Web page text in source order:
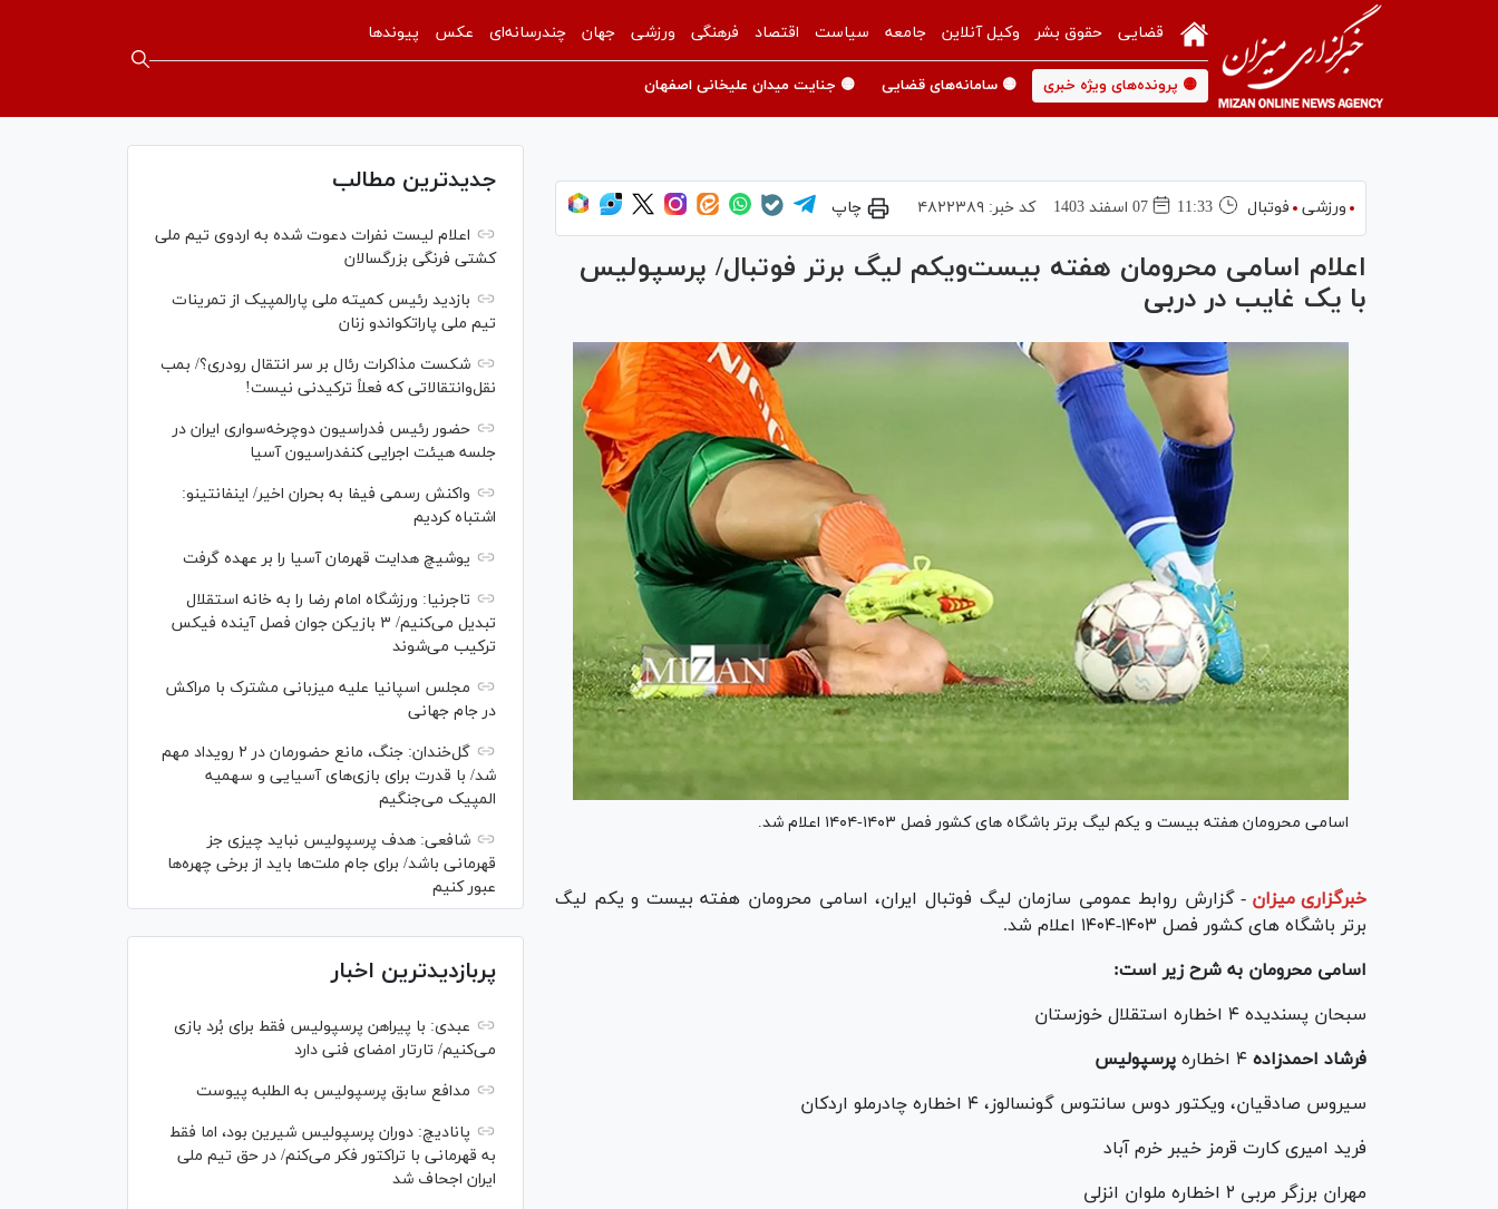
قضایی حقوق بشر وکیل آنلاین جامعه سیاست اقتصاد فرهنگی ورزشی جهان چندرسانه‌ای عکس پیوندها
🟡 پرونده‌های ویژه خبری 🟡 سامانه‌های قضایی 🟡 جنایت میدان علیخانی اصفهان
ورزشی فوتبال 11:33 07 اسفند 1403 کد خبر: ۴۸۲۲۳۸۹ چاپ
اعلام اسامی محرومان هفته بیست‌ویکم لیگ برتر فوتبال/ پرسپولیس
با یک غایب در دربی
اسامی محرومان هفته بیست و یکم لیگ برتر باشگاه های کشور فصل ۱۴۰۳-۱۴۰۴ اعلام شد.
خبرگزاری میزان - گزارش روابط عمومی سازمان لیگ فوتبال ایران، اسامی محرومان هفته بیست و یکم لیگ
برتر باشگاه های کشور فصل ۱۴۰۳-۱۴۰۴ اعلام شد.
اسامی محرومان به شرح زیر است:
سبحان پسندیده ۴ اخطاره استقلال خوزستان
فرشاد احمدزاده
پرسپولیس
سیروس صادقیان، ویکتور دوس سانتوس گونسالوز، ۴ اخطاره چادرملو اردکان
فرید امیری کارت قرمز خیبر خرم آباد
مهران برزگر مربی ۲ اخطاره ملوان انزلی
جدیدترین مطالب
اعلام لیست نفرات دعوت شده به اردوی تیم ملی
کشتی فرنگی بزرگسالان
بازدید رئیس کمیته ملی پارالمپیک از تمرینات
تیم ملی پاراتکواندو زنان
شکست مذاکرات رئال بر سر انتقال رودری؟/ بمب
نقل‌وانتقالاتی که فعلاً ترکیدنی نیست!
حضور رئیس فدراسیون دوچرخه‌سواری ایران در
جلسه هیئت اجرایی کنفدراسیون آسیا
واکنش رسمی فیفا به بحران اخیر/ اینفانتینو:
اشتباه کردیم
یوشیچ هدایت قهرمان آسیا را بر عهده گرفت
تاجرنیا: ورزشگاه امام رضا را به خانه استقلال
تبدیل می‌کنیم/ ۳ بازیکن جوان فصل آینده فیکس
ترکیب می‌شوند
مجلس اسپانیا علیه میزبانی مشترک با مراکش
در جام جهانی
گل‌خندان: جنگ، مانع حضورمان در ۲ رویداد مهم
شد/ با قدرت برای بازی‌های آسیایی و سهمیه
المپیک می‌جنگیم
شافعی: هدف پرسپولیس نباید چیزی جز
قهرمانی باشد/ برای جام ملت‌ها باید از برخی چهره‌ها
عبور کنیم
پربازدیدترین اخبار
عبدی: با پیراهن پرسپولیس فقط برای بُرد بازی
می‌کنیم/ تارتار امضای فنی دارد
مدافع سابق پرسپولیس به الطلبه پیوست
پانادیچ: دوران پرسپولیس شیرین بود، اما فقط
به قهرمانی با تراکتور فکر می‌کنم/ در حق تیم ملی
ایران اجحاف شد